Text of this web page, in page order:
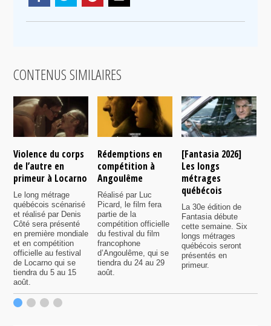
CONTENUS SIMILAIRES
Violence du corps
de l’autre en
primeur à Locarno
Le long métrage
québécois scénarisé
et réalisé par Denis
Côté sera présenté
en première mondiale
et en compétition
officielle au festival
de Locarno qui se
tiendra du 5 au 15
août.
Rédemptions en
compétition à
Angoulême
Réalisé par Luc
Picard, le film fera
partie de la
compétition officielle
du festival du film
francophone
d’Angoulême, qui se
tiendra du 24 au 29
août.
[Fantasia 2026]
Les longs
métrages
québécois
La 30e édition de
Fantasia débute
cette semaine. Six
longs métrages
québécois seront
présentés en
primeur.